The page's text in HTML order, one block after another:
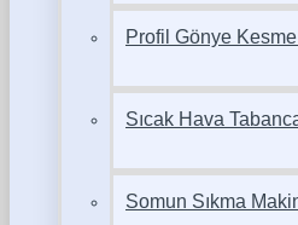
Profil Gönye
Sıcak Hava
Somun Sıkma